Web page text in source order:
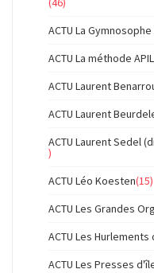
ACTU La
ACTU La méthode
ACTU Laurent
ACTU Laurent
ACTU Laurent Sedel
)
ACTU Léo Koesten(15)
ACTU Les Grandes
ACTU Les Hurlements
ACTU Les Presses